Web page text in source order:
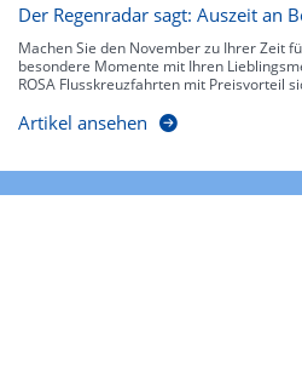
Der Regenradar sagt: Auszeit an
Machen Sie den November zu Ihrer Zeit
besondere Momente mit Ihren
ROSA Flusskreuzfahrten mit Preisvorteil
Artikel ansehen